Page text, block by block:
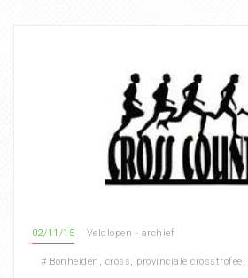
02/11/15 Veldlopen - archief
# Bonheiden , cross, provinciale crosstrofee,